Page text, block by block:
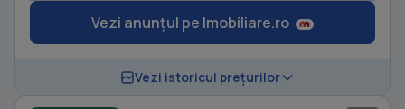
Vezi anunțul pe Imobiliare.ro
Vezi istoricul prețurilor